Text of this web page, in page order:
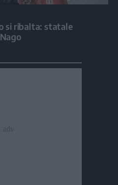
si ribalta: statale